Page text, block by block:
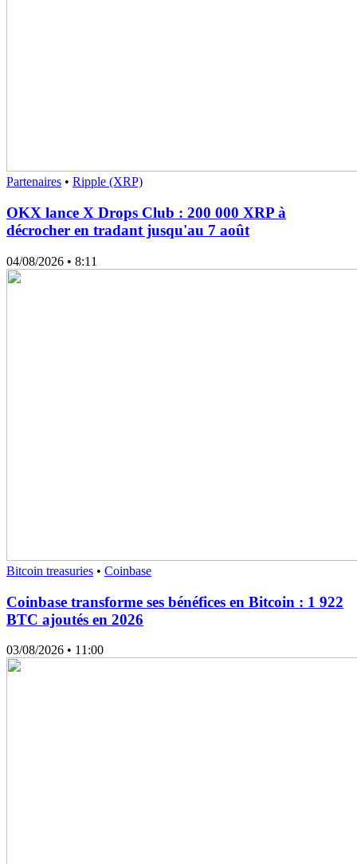
Partenaires • Ripple (XRP)
OKX lance X Drops Club : 200 000 XRP à
décrocher en tradant jusqu'au 7 août
04/08/2026 • 8:11
Bitcoin treasuries • Coinbase
Coinbase transforme ses bénéfices en Bitcoin : 1 922
BTC ajoutés en 2026
03/08/2026 • 11:00